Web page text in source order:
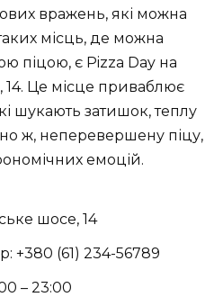
вражень, які можна
місць, де можна
піцою, є Pizza Day на
Це місце приваблює
шукають затишок, теплу
ж, неперевершену піцу,
емоцій.
шосе, 14
+380 (61) 234-56789
– 23:00